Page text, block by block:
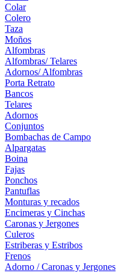
Colar
Colero
Taza
Moños
Alfombras
Alfombras/ Telares
Adornos/ Alfombras
Porta Retrato
Bancos
Telares
Adornos
Conjuntos
Bombachas de Campo
Alpargatas
Boina
Fajas
Ponchos
Pantuflas
Monturas y recados
Encimeras y Cinchas
Caronas y Jergones
Culeros
Estriberas y Estribos
Frenos
Adorno / Caronas y Jergones